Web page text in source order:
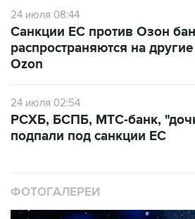
24 июля 08:44
Санкции ЕС против Озон
распространяются на
Ozon
24 июля 02:54
РСХБ, БСПБ, МТС-банк,
подпали под санкции ЕС
ФОТОГАЛЕРЕИ